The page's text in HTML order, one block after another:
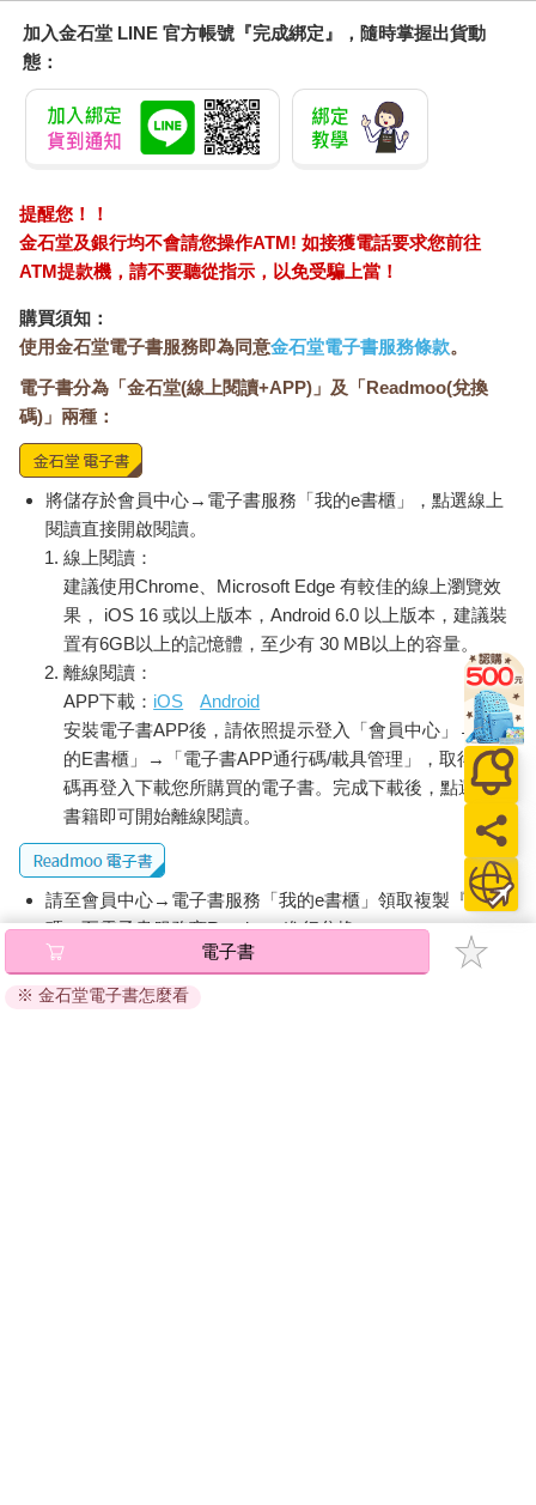
加入金石堂 LINE 官方帳號『完成綁定』，隨時掌握出貨動
態：
提醒您！！
金石堂及銀行均不會請您操作ATM! 如接獲電話要求您前往
ATM提款機，請不要聽從指示，以免受騙上當！
購買須知：
使用金石堂電子書服務即為同意金石堂電子書服務條款。
電子書分為「金石堂(線上閱讀+APP)」及「Readmoo(兌換
碼)」兩種：
將儲存於會員中心→電子書服務「我的e書櫃」，點選線上
閱讀直接開啟閱讀。
線上閱讀：
建議使用Chrome、Microsoft Edge 有較佳的線上瀏覽效
果， iOS 16 或以上版本，Android 6.0 以上版本，建議裝
置有6GB以上的記憶體，至少有 30 MB以上的容量。
離線閱讀：
APP下載： iOS
Android
安裝電子書APP後，請依照提示登入「會員中心」→「我
的E書櫃」→「電子書APP通行碼/載具管理」，取得通行
碼再登入下載您所購買的電子書。完成下載後，點選任一
書籍即可開始離線閱讀。
請至會員中心→電子書服務「我的e書櫃」領取複製『兌換
碼』至電子書服務商Readmoo進行兌換。
退換貨須知：
因版權保護，您在金石堂所購買的電子書僅能以金石堂專屬
電子書
※ 金石堂電子書怎麼看